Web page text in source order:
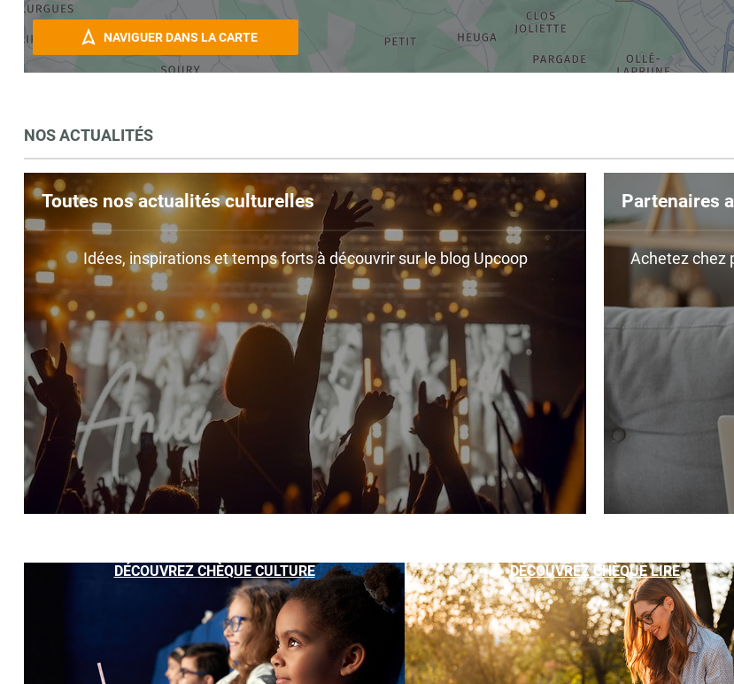
NAVIGUER DANS LA CARTE
NOS ACTUALITÉS
Toutes nos actualités culturelles
Idées, inspirations et temps forts à découvrir sur le blog Upcoop
Partenaires
Achetez chez
DÉCOUVREZ CHÈQUE CULTURE DÉCOUVREZ CHÈQUE LIRE